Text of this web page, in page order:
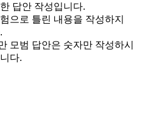
답안 작성입니다.
으로 틀린 내용을 작성하지
모범 답안은 숫자만 작성하시
다.